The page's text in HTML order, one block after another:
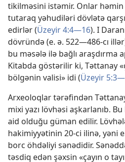
tikilməsini istəmir. Onlar həmin
tutaraq yəhudiləri dövlətə
edirlər (Üzeyir 4:4—16). I
dövründə (e. ə. 522—486-cı
bu məsələ ilə bağlı araşdırma
Kitabda göstərilir ki, Təttanay
bölgənin valisi» idi (Üzeyir
Arxeoloqlar tərəfindən Təttanay
mixi yazı lövhəsi aşkarlanıb.
aid olduğu güman edilir.
hakimiyyətinin 20-ci ilinə, yəni
borc öhdəliyi sənədidir.
təsdiq edən şəxsin «çayın o